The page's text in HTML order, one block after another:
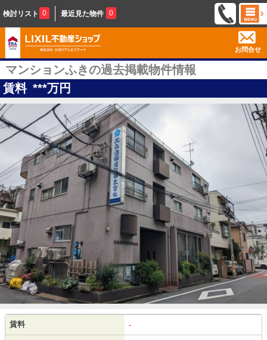
検討リスト 0 最近見た物件 0
お問合せ
マンションふきの過去掲載物件情報
賃料 ***万円
賃料 -